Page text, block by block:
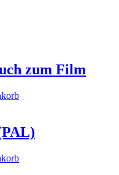
zum Film